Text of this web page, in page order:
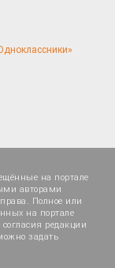
на портале
авторами
Полное или
на портале
согласия редакции
задать